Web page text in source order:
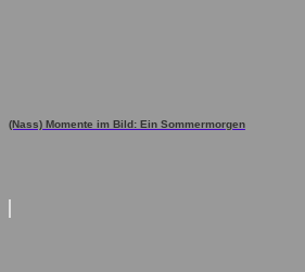
(Nass) Momente im Bild: Ein Sommermorgen